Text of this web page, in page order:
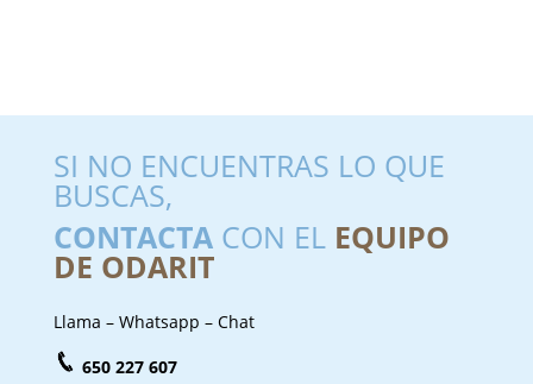
SI NO ENCUENTRAS LO QUE
BUSCAS,
CONTACTACON EL EQUIPO
DE ODARIT
Llama – Whatsapp – Chat
650 227 607